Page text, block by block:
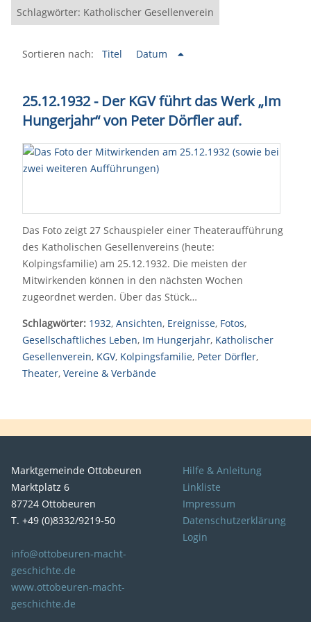
Schlagwörter: Katholischer Gesellenverein
Sortieren nach: Titel Datum
25.12.1932 - Der KGV führt das Werk „Im
Hungerjahr“ von Peter Dörfler auf.
Das Foto zeigt 27 Schauspieler einer Theateraufführung
des Katholischen Gesellenvereins (heute:
Kolpingsfamilie) am 25.12.1932. Die meisten der
Mitwirkenden können in den nächsten Wochen
zugeordnet werden. Über das Stück…
Schlagwörter: 1932, Ansichten, Ereignisse, Fotos,
Gesellschaftliches Leben, Im Hungerjahr, Katholischer
Gesellenverein, KGV, Kolpingsfamilie, Peter Dörfler,
Theater, Vereine & Verbände
Marktgemeinde Ottobeuren
Marktplatz 6
87724 Ottobeuren
T. +49 (0)8332/9219-50
info@ottobeuren-macht-
geschichte.de
www.ottobeuren-macht-
geschichte.de
Hilfe & Anleitung
Linkliste
Impressum
Datenschutzerklärung
Login